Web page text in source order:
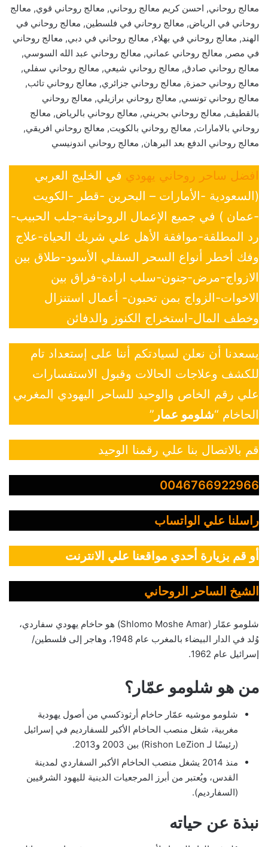
معالج روحاني, احسن كريم معالج روحاني, معالج روحاني قوي, معالج
روحاني في الرياض, معالج روحاني في فلسطين, معالج روحاني في
الهند, معالج روحاني في بهلاء, معالج روحاني في دبي, معالج روحاني
في مصر, معالج روحاني عماني, معالج روحاني عبد الله السوسي,
معالج روحاني صادق, معالج روحاني شيعي, معالج روحاني سفلي,
معالج روحاني حمزة, معالج روحاني جزائري, معالج روحاني تائب,
معالج روحاني تونسي, معالج روحاني برازيلي, معالج روحاني
بالقطيف, معالج روحاني بحريني, معالج روحاني بالرياض, معالج
روحاني بالامارات, معالج روحاني بالكويت, معالج روحاني افريقي,
معالج روحاني الدفع بعد البرهان, معالج روحاني اندونيسي
افضل ساحر روحاني يهودي في الخليج العربي
(السعودية -الأمارات – البحرين -قطر -الكويت
-عمان ) في جميع الإعمال الروحانية-جلب الحبيب-
رد المطلقة-موافقة الأهل علي شريك الحياة-علاج
وفك أخطر أنواع السحر السفلي الأسود-طلاق بين
الازواج-مرض-جنون-سلب ارادة-فراق بين
الاخوات-الزواج بمن تحبون- أعمال استنزال
وخطف المال-استخراج الكنوز والدفائن
يسعدنا أن نعلن لسيادتكم أننا على إستعداد تام
للكشف وعلاجات الحالات وقبول الاستفسارات
علي رقم الخاص والوحيد للساحر اليهودي المغربي
الحاخام “شلومو عمار ”
قم بالاتصال بنا علي رقمنا الوحيد
0046766922966
راسلنا علي الواتساب
أو قم بزيارة أحدي مواقعنا علي الانترنت
الشيخ الساحر الروحاني
شلومو عمّار (Shlomo Moshe Amar) هو حاخام يهودي سفاردي،
وُلد في الدار البيضاء بالمغرب عام 1948، وهاجر إلى فلسطين/
إسرائيل عام 1962.
من هو شلومو عمّار؟
شلومو موشيه عمّار حاخام أرثوذكسي من أصول يهودية
مغربية، شغل منصب الحاخام الأكبر للسفارديم في إسرائيل
(رئيسًا لـ Rishon LeZion) بين 2003 و2013.
منذ 2014 يشغل منصب الحاخام الأكبر السفاردي لمدينة
القدس، ويُعتبر من أبرز المرجعيات الدينية لليهود الشرقيين
(السفارديم).
نبذة عن حياته